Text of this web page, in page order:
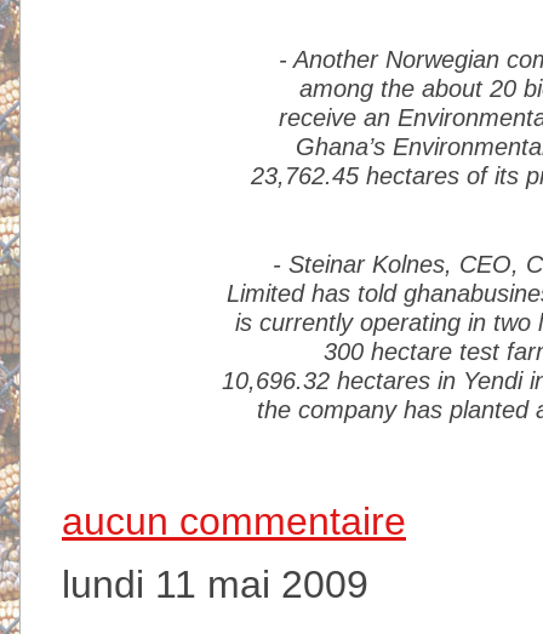
- Another Norwegian
among the about 20
receive an
Ghana’s
23,762.45 hectares of its
- Steinar Kolnes, CEO,
Limited has told
is currently operating in two
300 hectare test
10,696.32 hectares in Yendi
the company has planted
aucun commentaire
lundi 11 mai 2009